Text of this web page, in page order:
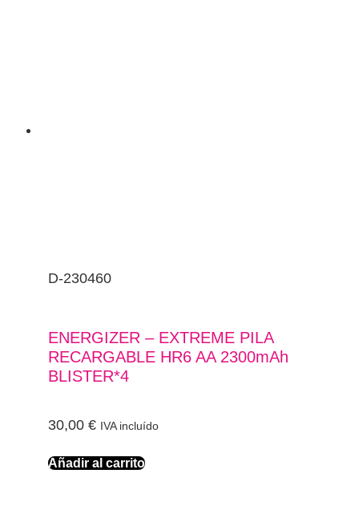
D-230460
ENERGIZER – EXTREME PILA
RECARGABLE HR6 AA 2300mAh
BLISTER*4
30,00 € IVA incluído
Añadir al carrito